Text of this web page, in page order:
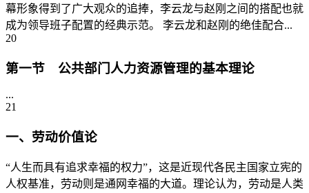
幕形象得到了广大观众的追捧，李云龙与赵刚之间的搭配也就
成为领导班子配置的经典示范。 李云龙和赵刚的绝佳配合...
20
第一节 公共部门人力资源管理的基本理论
...
21
一、劳动价值论
“人生而具有追求幸福的权力”，这是近现代各民主国家立宪的
人权基准，劳动则是通网幸福的大道。理论认为，劳动是人类